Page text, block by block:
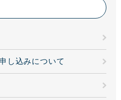
し込みについて